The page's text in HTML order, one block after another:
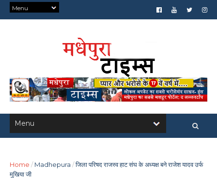
Home / Madhepura /जिला परिषद राजस्व हाट संघ के अध्यक्ष बने राजेश यादव उर्फ
मुखिया जी